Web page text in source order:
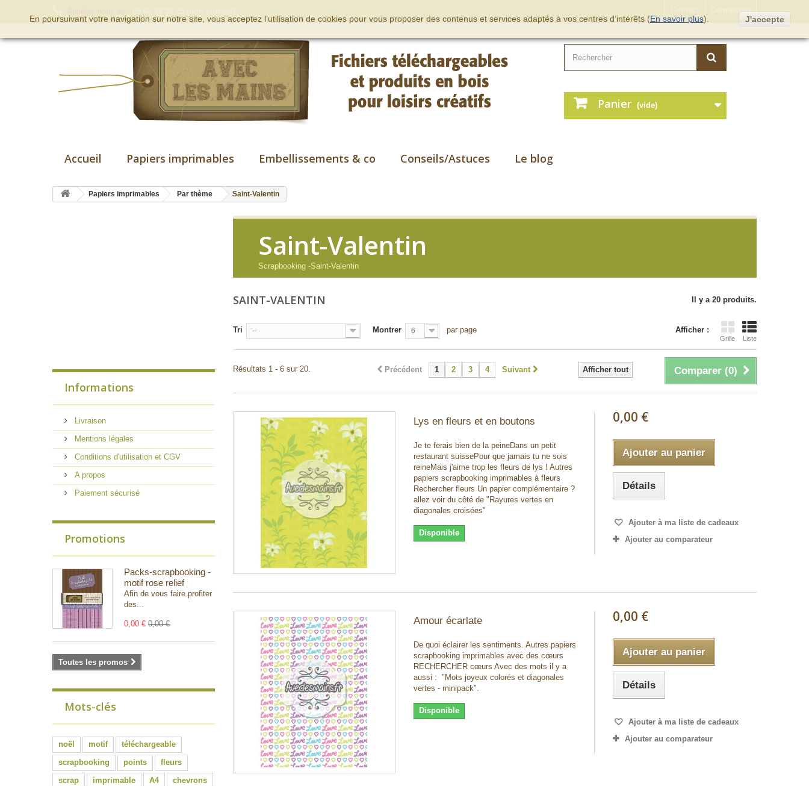
Connexion
Panier (vide)
Accueil Papiers imprimables Embellissements & co Conseils/Astuces Le blog
Papiers imprimables Par thème Saint-Valentin
Informations
Livraison
Mentions légales
Conditions d'utilisation et CGV
A propos
Paiement sécurisé
Promotions
Packs-scrapbooking -
motif rose relief
Afin de vous faire profiter
des...
0,00 € 0,00 €
Toutes les promos
Mots-clés
noël motif
téléchargeable
scrapbooking
points
fleurs
scrap
imprimable A4 chevrons
Saint-Valentin
Scrapbooking -Saint-Valentin
SAINT-VALENTIN Il y a 20 produits.
Afficher :
Grille Liste
Tri -- Montrer 6 par page
Comparer (0)
Afficher tout
Précédent 1 2 3 4 Suivant
Résultats 1 - 6 sur 20.
Lys en fleurs et en boutons
Je te ferais bien de la peineDans un petit
restaurant suissePour que jamais tu ne sois
reineMais j'aime trop les fleurs de lys ! Autres
papiers scrapbooking imprimables à fleurs
Rechercher fleurs Un papier complémentaire ?
allez voir du côté de "Rayures vertes en
diagonales croisées"
Disponible
0,00 €
Ajouter au panier
Détails
Ajouter à ma liste de cadeaux
Ajouter au comparateur
Amour écarlate
De quoi éclairer les sentiments. Autres papiers
scrapbooking imprimables avec des cœurs
RECHERCHER cœurs Avec des mots il y a
aussi : "Mots joyeux colorés et diagonales
vertes - minipack".
Disponible
0,00 €
Ajouter au panier
Détails
Ajouter à ma liste de cadeaux
Ajouter au comparateur
En poursuivant votre navigation sur notre site, vous acceptez l’utilisation de cookies pour vous proposer des contenus et services adaptés à vos centres d’intérêts (En savoir plus). J'accepte